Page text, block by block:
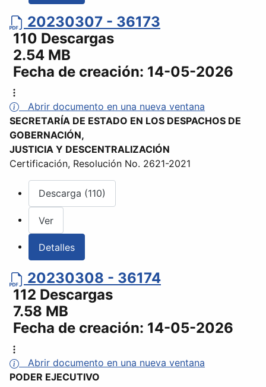
20230307 - 36173
110 Descargas
2.54 MB
Fecha de creación: 14-05-2026
Abrir documento en una nueva ventana
SECRETARÍA DE ESTADO EN LOS DESPACHOS DE
GOBERNACIÓN,
JUSTICIA Y DESCENTRALIZACIÓN
Certificación, Resolución No. 2621-2021
Descarga (110)
Ver
Detalles
20230308 - 36174
112 Descargas
7.58 MB
Fecha de creación: 14-05-2026
Abrir documento en una nueva ventana
PODER EJECUTIVO